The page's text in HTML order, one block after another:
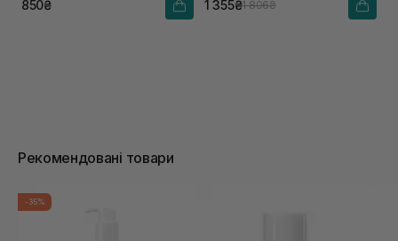
850₴ 1 355₴1 806₴
Рекомендовані товари
-35%